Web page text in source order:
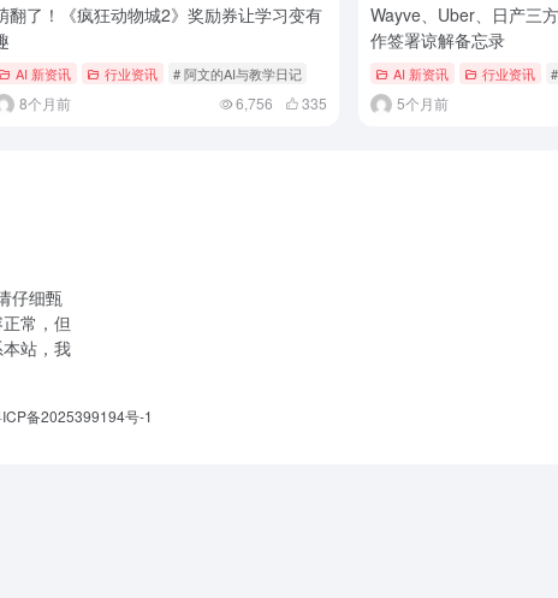
翻了！《疯狂动物城2》奖励券让学习变有
AI 新资讯 行业资讯 # 阿文的AI与教学日记
8个月前 6,756 335
Wayve、Uber、日产三
作签署谅解备忘录
AI 新资讯 行业资讯
5个月前
仔细甄
常，但
站，我
备2025399194号-1